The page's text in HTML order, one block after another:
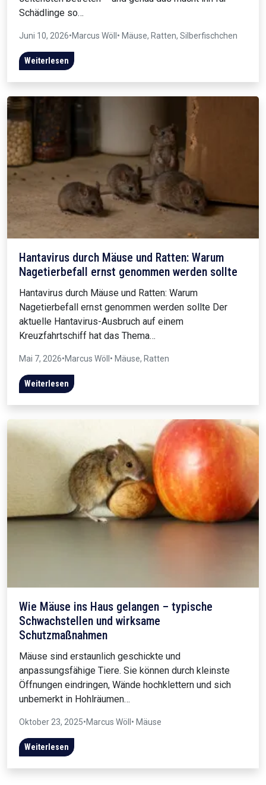
Schädlinge so…
Juni 10, 2026•Marcus Wöll • Mäuse, Ratten, Silberfischchen
Weiterlesen
Hantavirus durch Mäuse und Ratten: Warum
Nagetierbefall ernst genommen werden sollte
Hantavirus durch Mäuse und Ratten: Warum
Nagetierbefall ernst genommen werden sollte Der
aktuelle Hantavirus-Ausbruch auf einem
Kreuzfahrtschiff hat das Thema…
Mai 7, 2026•Marcus Wöll • Mäuse, Ratten
Weiterlesen
Wie Mäuse ins Haus gelangen – typische
Schwachstellen und wirksame
Schutzmaßnahmen
Mäuse sind erstaunlich geschickte und
anpassungsfähige Tiere. Sie können durch kleinste
Öffnungen eindringen, Wände hochklettern und sich
unbemerkt in Hohlräumen…
Oktober 23, 2025•Marcus Wöll• Mäuse
Weiterlesen